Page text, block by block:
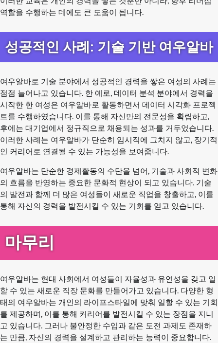
역할을 수행하는 데에도 큰 도움이 됩니다.
성공적인 사례: 기술 기반 여우알바
여우알바로 기술 분야에서 성공적인 경력을 쌓은 여성의 사례는
점점 늘어나고 있습니다. 한 예로, 데이터 분석 분야에서 경력을
시작한 한 여성은 여우알바로 활동하면서 데이터 시각화 프로젝
트를 수행하였습니다. 이를 통해 자신만의 전문성을 확립하고,
후에는 대기업에서 정규직으로 채용되는 성과를 거두었습니다.
이러한 사례는 여우알바가 단순히 임시직에 그치지 않고, 장기적
인 커리어로 연결될 수 있는 가능성을 보여줍니다.
여우알바는 단순한 경제활동의 수단을 넘어, 기술과 사회적 변화
의 흐름을 반영하는 중요한 문화적 현상이 되고 있습니다. 기술
의 발전과 함께 더 많은 여성들이 새로운 직업을 창출하고, 이를
통해 자신의 경력을 발전시킬 수 있는 기회를 얻고 있습니다.
마무리
여우알바는 현대 사회에서 여성들이 자율성과 유연성을 갖고 일
할 수 있는 새로운 직장 문화를 만들어가고 있습니다. 다양한 형
태의 여우알바는 개인의 라이프스타일에 맞춰 일할 수 있는 기회
를 제공하며, 이를 통해 커리어를 발전시킬 수 있는 장점을 지니
고 있습니다. 그러나 불안정한 수입과 같은 도전 과제도 존재하
는 만큼, 자신의 경력을 설계하고 관리하는 능력이 중요합니다.